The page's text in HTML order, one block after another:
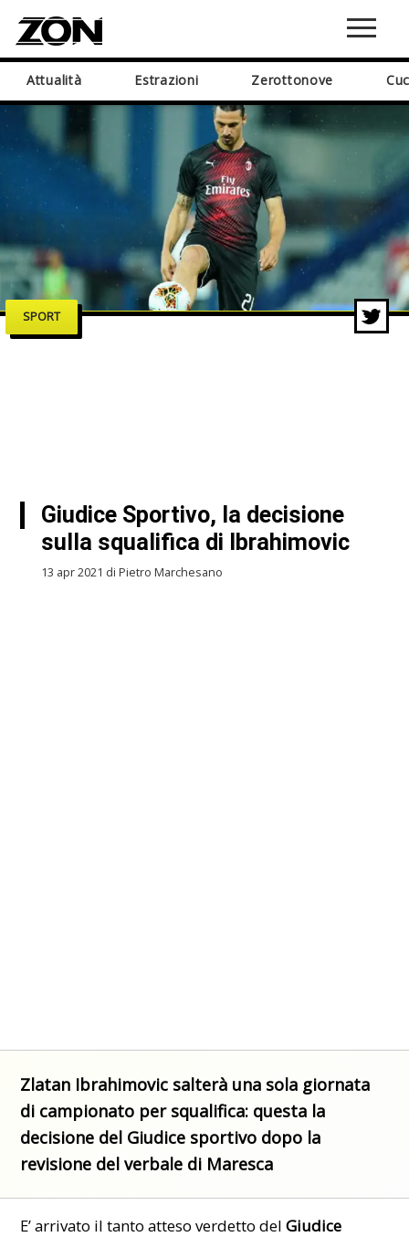
Attualità Estrazioni Zerottonove
SPORT
Giudice Sportivo, la decisione
sulla squalifica di Ibrahimovic
13 apr 2021 di Pietro Marchesano
Zlatan Ibrahimovic salterà una sola giornata
di campionato per squalifica: questa la
decisione del Giudice sportivo dopo la
revisione del verbale di Maresca
E’ arrivato il tanto atteso verdetto delGiudice